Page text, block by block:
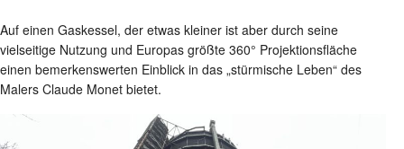
Auf einen Gaskessel, der etwas kleiner ist aber durch seine
vielseitige Nutzung und Europas größte 360° Projektionsfläche
einen bemerkenswerten Einblick in das „stürmische Leben“ des
Malers Claude Monet bietet.